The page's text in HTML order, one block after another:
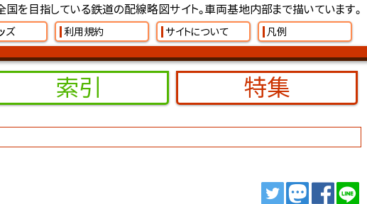
を目指している鉄道の配線略図サイト。車両基地内部まで描いています。
ズ 利用規約 サイトについて 凡例
索引 特集
ツイートトゥート
シェ